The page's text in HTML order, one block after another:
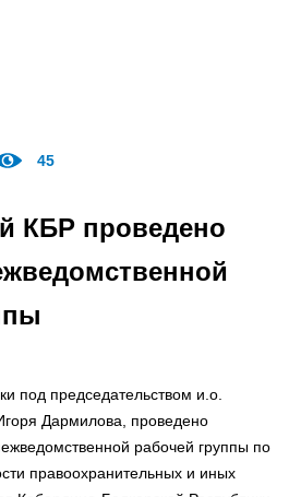
45
КБР проведено
под председательством и.о.
Дармилова, проведено
рабочей группы по
правоохранительных и иных